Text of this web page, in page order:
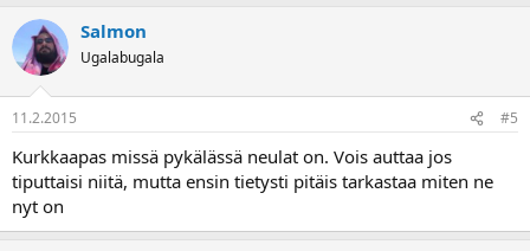
Salmon
Ugalabugala
11.2.2015 #5
Kurkkaapas missä pykälässä neulat on. Vois auttaa jos
tiputtaisi niitä, mutta ensin tietysti pitäis tarkastaa miten ne
nyt on